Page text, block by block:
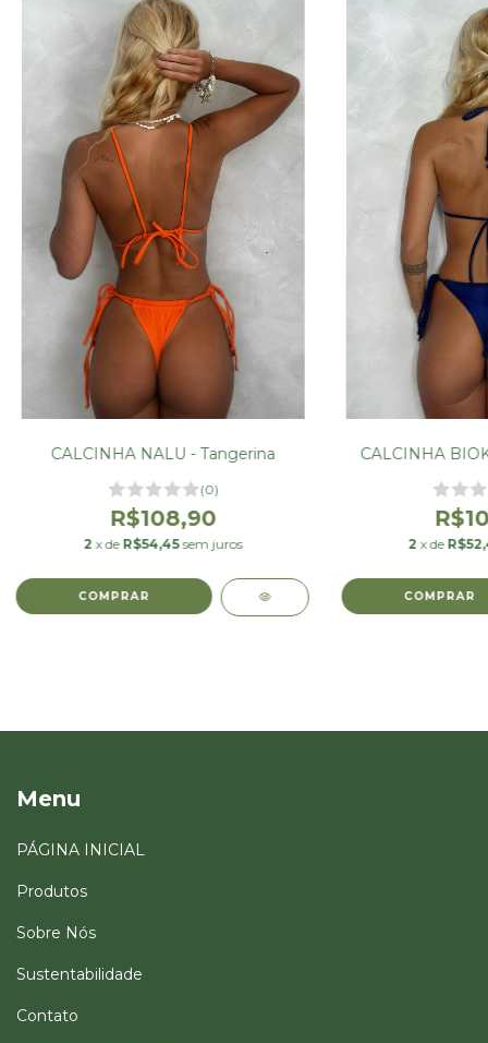
CALCINHA NALU - Tangerina
(0)
R$108,90
2 x de R$54,45 sem juros
COMPRAR
CALCINHA
2 x de
COMPRAR
Menu
PÁGINA INICIAL
Produtos
Sobre Nós
Sustentabilidade
Contato